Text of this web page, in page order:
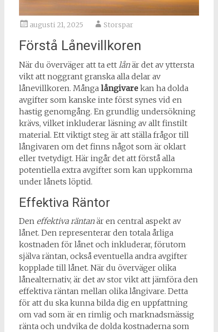
augusti 21, 2025 Storspar
Förstå Lånevillkoren
När du överväger att ta ett lånär det av yttersta
vikt att noggrant granska alla delar av
lånevillkoren. Många långivarekan ha dolda
avgifter som kanske inte först synes vid en
hastig genomgång. En grundlig undersökning
krävs, vilket inkluderar läsning av allt finstilt
material. Ett viktigt steg är att ställa frågor till
långivaren om det finns något som är oklart
eller tvetydigt. Här ingår det att förstå alla
potentiella extra avgifter som kan uppkomma
under lånets löptid.
Effektiva Räntor
Den effektiva räntanär en central aspekt av
lånet. Den representerar den totala årliga
kostnaden för lånet och inkluderar, förutom
själva räntan, också eventuella andra avgifter
kopplade till lånet. När du överväger olika
lånealternativ, är det av stor vikt att jämföra den
effektiva räntan mellan olika långivare. Detta
för att du ska kunna bilda dig en uppfattning
om vad som är en rimlig och marknadsmässig
ränta och undvika de dolda kostnaderna som